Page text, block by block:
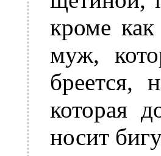
кроме
муж,
бреется,
которая
носит